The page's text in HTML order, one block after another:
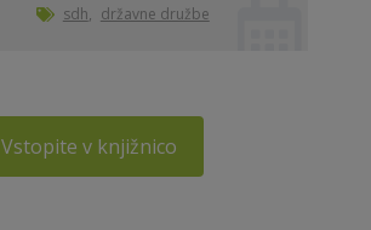
sdh, državne družbe
Vstopite v knjižnico